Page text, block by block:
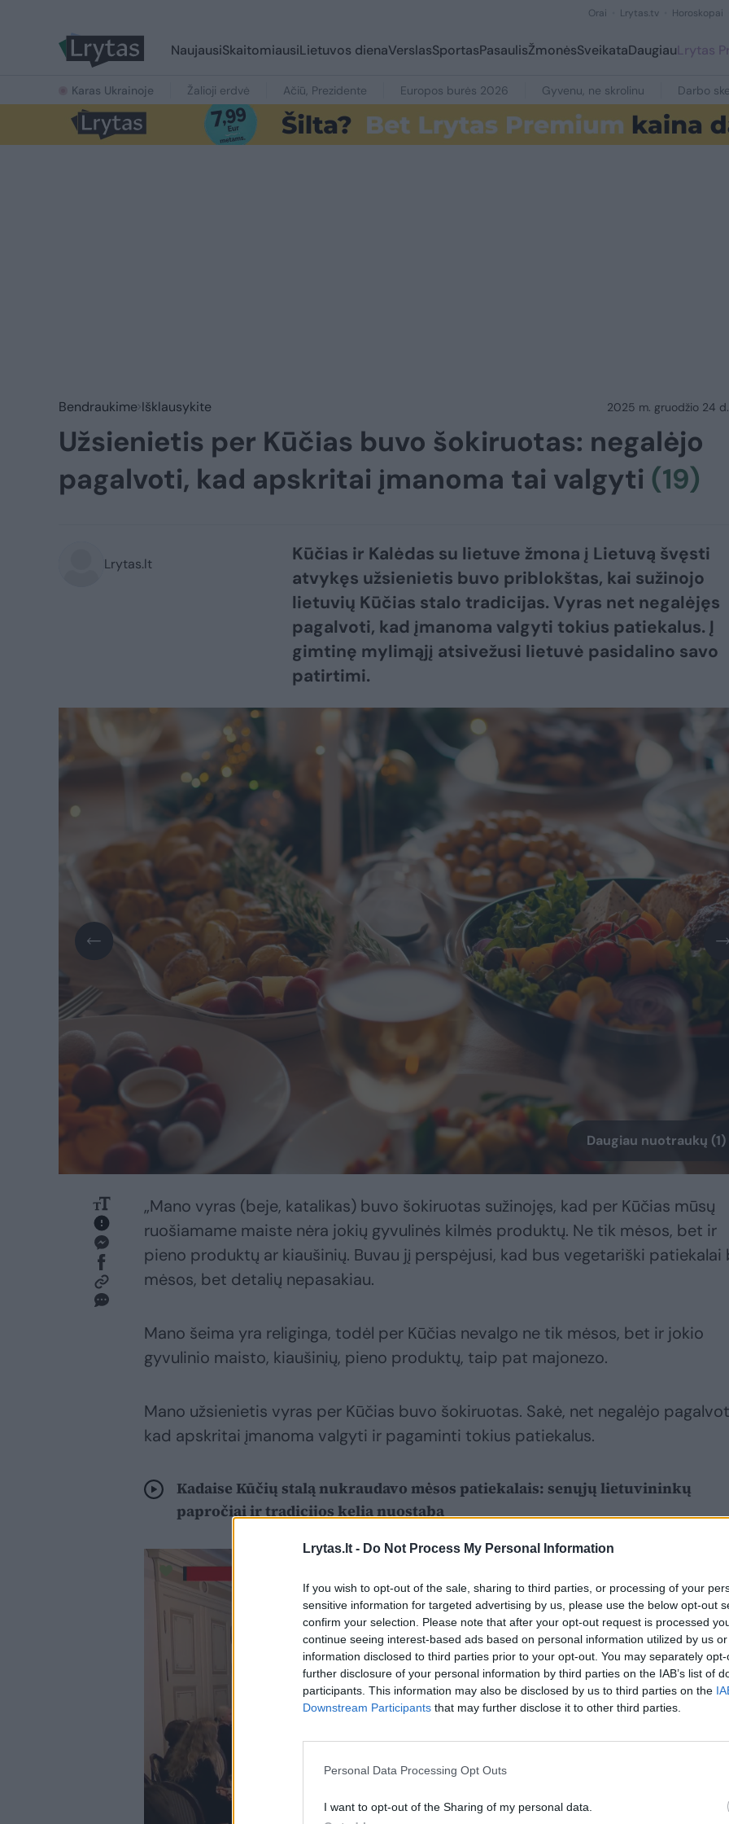
Lrytas.lt - Do Not Process My Personal Information
If you wish to opt-out of the sale, sharing to third parties, or processing of your
sensitive information for targeted advertising by us, please use the below opt-out
confirm your selection. Please note that after your opt-out request is processed
continue seeing interest-based ads based on personal information utilized by us
information disclosed to third parties prior to your opt-out. You may separately
further disclosure of your personal information by third parties on the IAB’s list of
participants. This information may also be disclosed by us to third parties on the
Downstream Participants that may further disclose it to other third parties.
Personal Data Processing Opt Outs
I want to opt-out of the Sharing of my personal data.
Orai Lrytas.tv Horoskopai
NaujausiSkaitomiausiLietuvos dienaVerslasSportasPasaulisŽmonėsSveikataDaugiauLrytas
Karas Ukrainoje Žalioji erdvė Ačiū, Prezidente Europos burės 2026 Gyvenu, ne skrolinu Darbo
Bendraukime Išklausykite 2025 m. gruodžio 24
Užsienietis per Kūčias buvo šokiruotas: negalėjo
pagalvoti, kad apskritai įmanoma tai valgyti (19)
Lrytas.lt
Kūčias ir Kalėdas su lietuve žmona į Lietuvą švęsti
atvykęs užsienietis buvo priblokštas, kai sužinojo
lietuvių Kūčias stalo tradicijas. Vyras net negalėjęs
pagalvoti, kad įmanoma valgyti tokius patiekalus. Į
gimtinę mylimąjį atsivežusi lietuvė pasidalino savo
patirtimi.
Daugiau nuotraukų (1)
„Mano vyras (beje, katalikas) buvo šokiruotas sužinojęs, kad per Kūčias mūsų
ruošiamame maiste nėra jokių gyvulinės kilmės produktų. Ne tik mėsos, bet ir
pieno produktų ar kiaušinių. Buvau jį perspėjusi, kad bus vegetariški patiekalai
mėsos, bet detalių nepasakiau.
Mano šeima yra religinga, todėl per Kūčias nevalgo ne tik mėsos, bet ir jokio
gyvulinio maisto, kiaušinių, pieno produktų, taip pat majonezo.
Mano užsienietis vyras per Kūčias buvo šokiruotas. Sakė, net negalėjo
kad apskritai įmanoma valgyti ir pagaminti tokius patiekalus.
Kadaise Kūčių stalą nukraudavo mėsos patiekalais: senųjų lietuvininkų
papročiai ir tradicijos kelia nuostabą